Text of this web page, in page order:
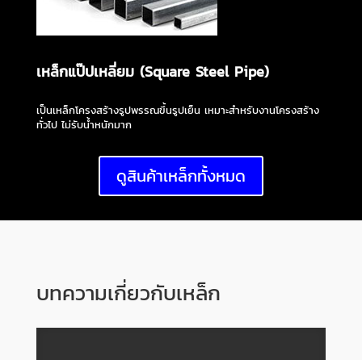
เหล็กแป๊ปเหลี่ยม (Square Steel Pipe)
เป็นเหล็กโครงสร้างรูปพรรณขึ้นรูปเย็น เหมาะสำหรับงานโครงสร้าง
ทั่วไป ไม่รับน้ำหนักมาก
ดูสินค้าเหล็กทั้งหมด
บทความเกี่ยวกับเหล็ก